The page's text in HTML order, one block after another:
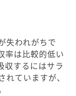
失われがちで
率は比較的低い
収するにはサラ
ていますが、